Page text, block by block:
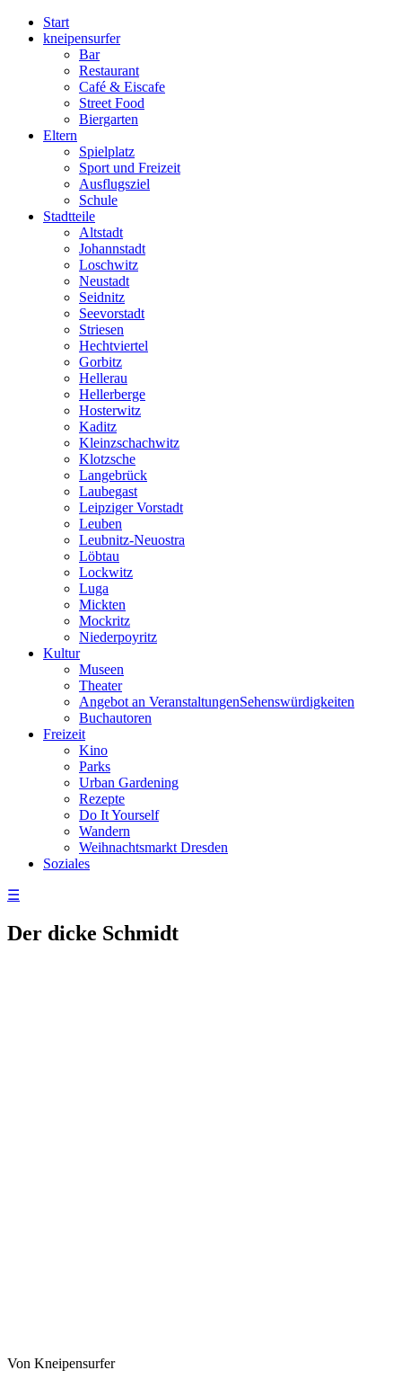
Start
kneipensurfer
Bar
Restaurant
Café & Eiscafe
Street Food
Biergarten
Eltern
Spielplatz
Sport und Freizeit
Ausflugsziel
Schule
Stadtteile
Altstadt
Johannstadt
Loschwitz
Neustadt
Seidnitz
Seevorstadt
Striesen
Hechtviertel
Gorbitz
Hellerau
Hellerberge
Hosterwitz
Kaditz
Kleinzschachwitz
Klotzsche
Langebrück
Laubegast
Leipziger Vorstadt
Leuben
Leubnitz-Neuostra
Löbtau
Lockwitz
Luga
Mickten
Mockritz
Niederpoyritz
Kultur
Museen
Theater
Angebot an VeranstaltungenSehenswürdigkeiten
Buchautoren
Freizeit
Kino
Parks
Urban Gardening
Rezepte
Do It Yourself
Wandern
Weihnachtsmarkt Dresden
Soziales
☰
Der dicke Schmidt
Von Kneipensurfer